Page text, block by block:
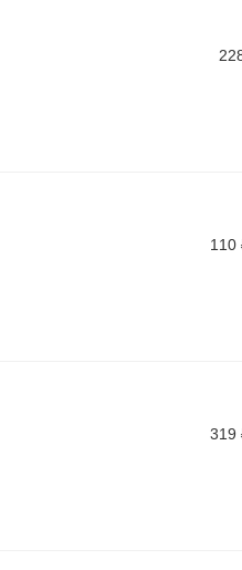
110
319